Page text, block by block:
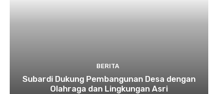
BERITA
Subardi Dukung Pembangunan Desa dengan
Olahraga dan Lingkungan Asri